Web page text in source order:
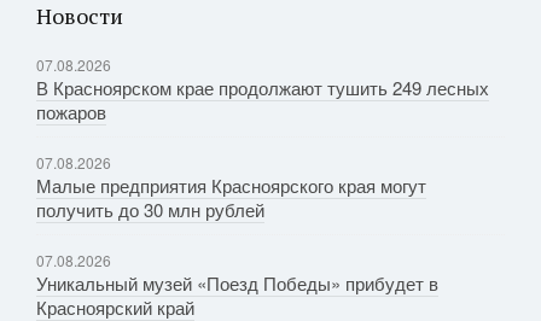
Новости
07.08.2026
В Красноярском крае продолжают тушить 249 лесных
пожаров
07.08.2026
Малые предприятия Красноярского края могут
получить до 30 млн рублей
07.08.2026
Уникальный музей «Поезд Победы» прибудет в
Красноярский край